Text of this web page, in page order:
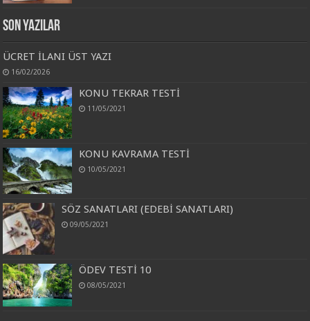
Son Yazılar
ÜCRET İLANI ÜST YAZI
16/02/2026
KONU TEKRAR TESTİ
11/05/2021
KONU KAVRAMA TESTİ
10/05/2021
SÖZ SANATLARI (EDEBİ SANATLARI)
09/05/2021
ÖDEV TESTİ 10
08/05/2021